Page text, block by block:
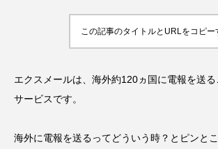
この記事のタイトルとURLをコピー
エクスメールは、 海外約120ヵ国に電報を送
サービスです。
海外に電報を送るってどういう時？とピンと